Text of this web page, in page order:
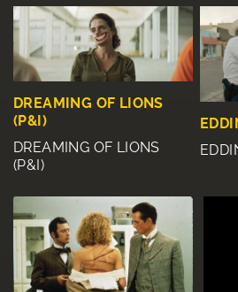
DREAMING OF LIONS
(P&I)
DREAMING OF LIONS
(P&I)